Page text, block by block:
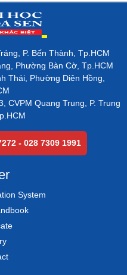
P. Bến Thành, Tp.HCM
Phường Bàn Cờ, Tp.HCM
Thái, Phường Diên Hồng,
CVPM Quang Trung, P. Trung
- 028 7309 1991
System